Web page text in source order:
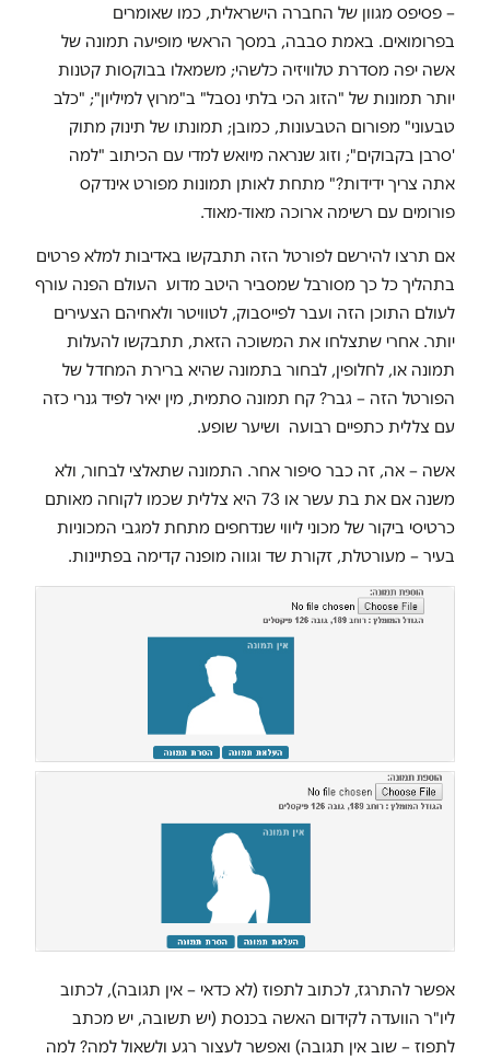
– פסיפס מגוון של החברה הישראלית, כמו שאומרים
בפרומואים. באמת סבבה, במסך הראשי מופיעה תמונה של
אשה יפה מסדרת טלוויזיה כלשהי; משמאלו בבוקסות קטנות
יותר תמונות של "הזוג הכי בלתי נסבל" ב"מרוץ למיליון"; "כלב
טבעוני" מפורום הטבעונות, כמובן; תמונתו של תינוק מתוק
'סרבן בקבוקים"; וזוג שנראה מיואש למדי עם הכיתוב "למה
אתה צריך ידידות?" מתחת לאותן תמונות מפורט אינדקס
פורומים עם רשימה ארוכה מאוד-מאוד.
אם תרצו להירשם לפורטל הזה תתבקשו באדיבות למלא פרטים
בתהליך כל כך מסורבל שמסביר היטב מדוע העולם הפנה עורף
לעולם התוכן הזה ועבר לפייסבוק, לטוויטר ולאחיהם הצעירים
יותר. אחרי שתצלחו את המשוכה הזאת, תתבקשו להעלות
תמונה או, לחלופין, לבחור בתמונה שהיא ברירת המחדל של
הפורטל הזה – גבר? קח תמונה סתמית, מין יאיר לפיד גנרי כזה
עם צללית כתפיים רבועה ושיער שופע.
אשה – אה, זה כבר סיפור אחר. התמונה שתאלצי לבחור, ולא
משנה אם את בת עשר או 73 היא צללית שכמו לקוחה מאותם
כרטיסי ביקור של מכוני ליווי שנדחפים מתחת למגבי המכוניות
בעיר – מעורטלת, זקורת שד וגווה מופנה קדימה בפתיינות.
אפשר להתרגז, לכתוב לתפוז (לא כדאי – אין תגובה), לכתוב
ליו"ר הוועדה לקידום האשה בכנסת (יש תשובה, יש מכתב
לתפוז – שוב אין תגובה) ואפשר לעצור רגע ולשאול למה? למה